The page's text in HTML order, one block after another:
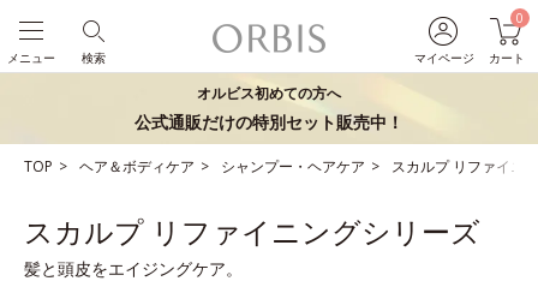
マイページ
0
カート
検索
メニュー
オルビス初めての方へ
公式通販だけの特別セット販売中！
TOP ヘア＆ボディケア シャンプー・ヘアケア スカルプ リファイニ
スカルプ リファイニングシリーズ
髪と頭皮をエイジングケア。